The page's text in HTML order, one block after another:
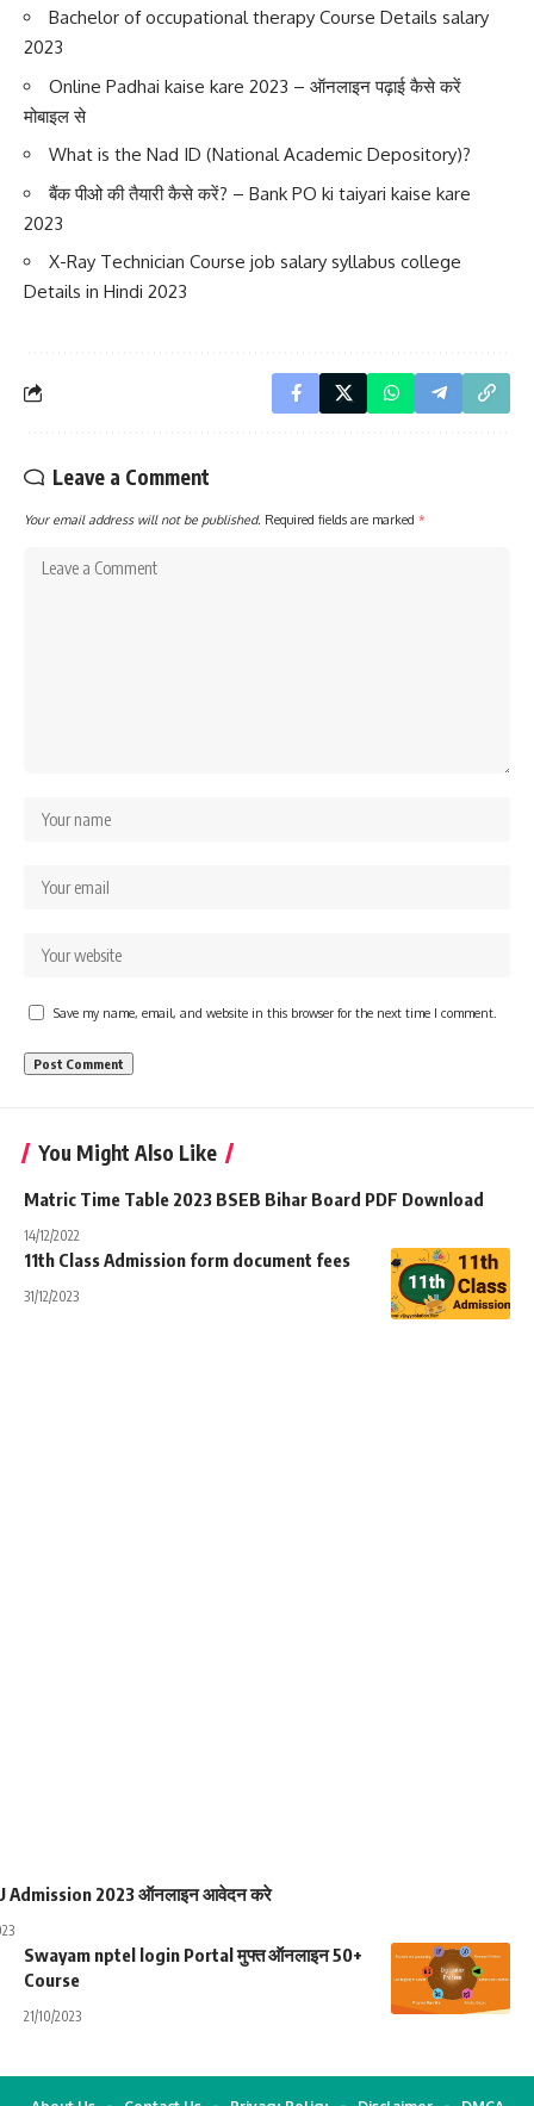
Bachelor of occupational therapy Course Details salary
2023
Online Padhai kaise kare 2023 – ऑनलाइन पढ़ाई कैसे करें
मोबाइल से
What is the Nad ID (National Academic Depository)?
बैंक पीओ की तैयारी कैसे करें? – Bank PO ki taiyari kaise kare
2023
X-Ray Technician Course job salary syllabus college
Details in Hindi 2023
Leave a Comment
Your email address will not be published. Required fields are marked *
Save my name, email, and website in this browser for the next time I comment.
You Might Also Like
Matric Time Table 2023 BSEB Bihar Board PDF Download
14/12/2022
11th Class Admission form document fees
31/12/2023
Admission 2023 ऑनलाइन आवेदन करे
Swayam nptel login Portal मुफ्त ऑनलाइन 50+
Course
21/10/2023